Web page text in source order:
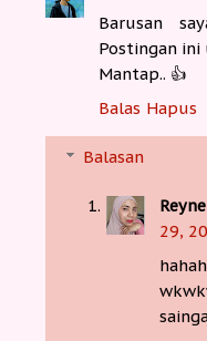
Barusan
Postingan ini
Mantap.. 👍
Balas Hapus
Balasan
29,